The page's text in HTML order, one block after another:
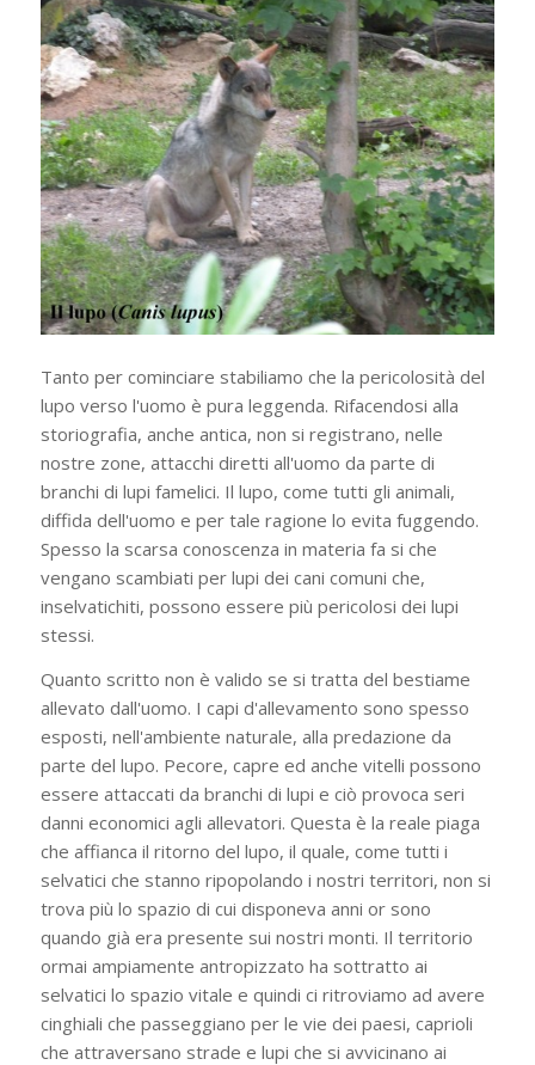
Tanto per cominciare stabiliamo che la pericolosità del
lupo verso l'uomo è pura leggenda. Rifacendosi alla
storiografia, anche antica, non si registrano, nelle
nostre zone, attacchi diretti all'uomo da parte di
branchi di lupi famelici. Il lupo, come tutti gli animali,
diffida dell'uomo e per tale ragione lo evita fuggendo.
Spesso la scarsa conoscenza in materia fa si che
vengano scambiati per lupi dei cani comuni che,
inselvatichiti, possono essere più pericolosi dei lupi
stessi.
Quanto scritto non è valido se si tratta del bestiame
allevato dall'uomo. I capi d'allevamento sono spesso
esposti, nell'ambiente naturale, alla predazione da
parte del lupo. Pecore, capre ed anche vitelli possono
essere attaccati da branchi di lupi e ciò provoca seri
danni economici agli allevatori. Questa è la reale piaga
che affianca il ritorno del lupo, il quale, come tutti i
selvatici che stanno ripopolando i nostri territori, non si
trova più lo spazio di cui disponeva anni or sono
quando già era presente sui nostri monti. Il territorio
ormai ampiamente antropizzato ha sottratto ai
selvatici lo spazio vitale e quindi ci ritroviamo ad avere
cinghiali che passeggiano per le vie dei paesi, caprioli
che attraversano strade e lupi che si avvicinano ai